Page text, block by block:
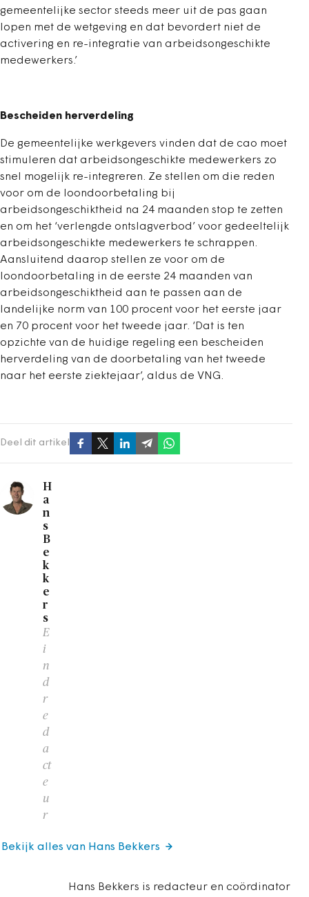
gemeentelijke sector steeds meer uit de pas gaan
lopen met de wetgeving en dat bevordert niet de
activering en re-integratie van arbeidsongeschikte
medewerkers.’
Bescheiden herverdeling
De gemeentelijke werkgevers vinden dat de cao moet
stimuleren dat arbeidsongeschikte medewerkers zo
snel mogelijk re-integreren. Ze stellen om die reden
voor om de loondoorbetaling bij
arbeidsongeschiktheid na 24 maanden stop te zetten
en om het ‘verlengde ontslagverbod’ voor gedeeltelijk
arbeidsongeschikte medewerkers te schrappen.
Aansluitend daarop stellen ze voor om de
loondoorbetaling in de eerste 24 maanden van
arbeidsongeschiktheid aan te passen aan de
landelijke norm van 100 procent voor het eerste jaar
en 70 procent voor het tweede jaar. ‘Dat is ten
opzichte van de huidige regeling een bescheiden
herverdeling van de doorbetaling van het tweede
naar het eerste ziektejaar’, aldus de VNG.
Deel dit artikel
H
a
n
s
B
e
k
k
e
r
s
E
i
n
d
r
e
d
a
ct
e
u
r
Hans Bekkers is redacteur en coördinator
Bekijk alles van Hans Bekkers